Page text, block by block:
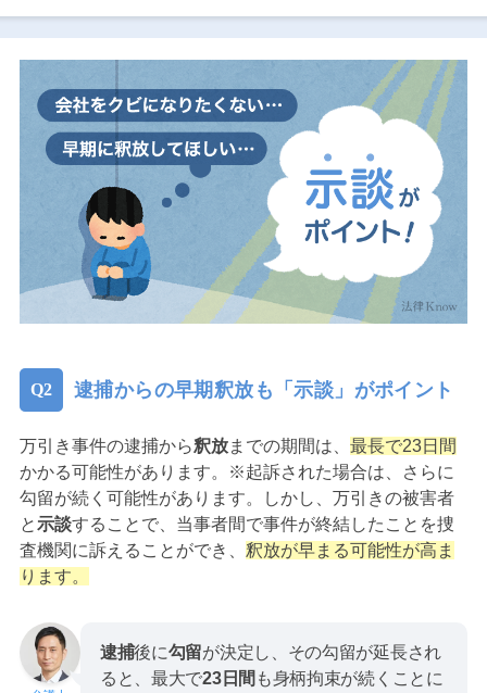
逮捕からの早期釈放も「示談」がポイント
万引き事件の逮捕から釈放までの期間は、 最長で23日間
かかる可能性があります。※起訴された場合は、さらに
勾留が続く可能性があります。しかし、万引きの被害者
と示談することで、当事者間で事件が終結したことを捜
査機関に訴えることができ、 釈放が早まる可能性が高ま
ります。
逮捕後に勾留が決定し、その勾留が延長され
ると、最大で23日間 も身柄拘束が続くことに